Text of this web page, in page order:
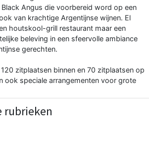
Angus die voorbereid word op een
van krachtige Argentijnse wijnen. El
houtskool-grill restaurant maar een
beleving in een sfeervolle ambiance
gerechten.
zitplaatsen binnen en 70 zitplaatsen op
ook speciale arrangementen voor grote
rubrieken